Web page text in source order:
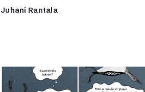
Juhani Rantala